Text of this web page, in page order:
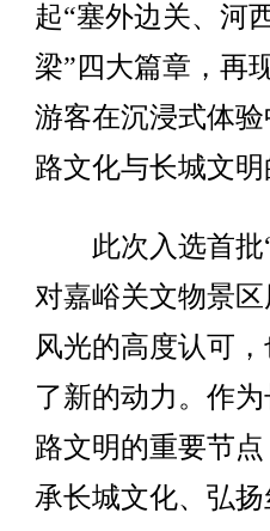
起“塞外边关、河
梁”四大篇章，再
游客在沉浸式体
路文化与长城文明
此次入选首批“
对嘉峪关文物景
风光的高度认可
了新的动力。作
路文明的重要节
承长城文化、弘